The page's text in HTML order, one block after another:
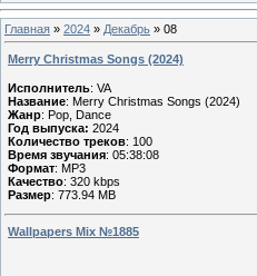
Главная » 2024 » Декабрь » 08
Merry Christmas Songs (2024)
Исполнитель: VA
Название: Merry Christmas Songs (2024)
Жанр: Pop, Dance
Год выпуска: 2024
Количество треков: 100
Время звучания: 05:38:08
Формат: MP3
Качество: 320 kbps
Размер: 773.94 MB
Wallpapers Mix №1885